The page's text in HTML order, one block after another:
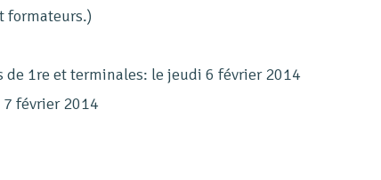
formateurs.)
de 1re et terminales: le jeudi 6 février 2014
7 février 2014